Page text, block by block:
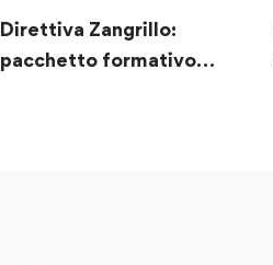
Direttiva Zangrillo:
pacchetto formativo